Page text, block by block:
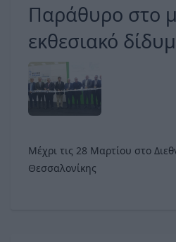
Παράθυρο στο
εκθεσιακό
Green &
EnergyTech
Μέχρι τις 28 Μαρτίου στο
Θεσσαλονίκης